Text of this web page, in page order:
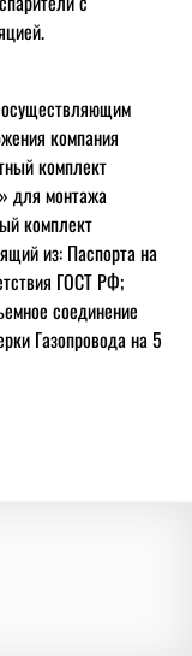
компания
комплект
для монтажа
комплект
из: Паспорта на
ГОСТ РФ;
соединение
Газопровода на 5